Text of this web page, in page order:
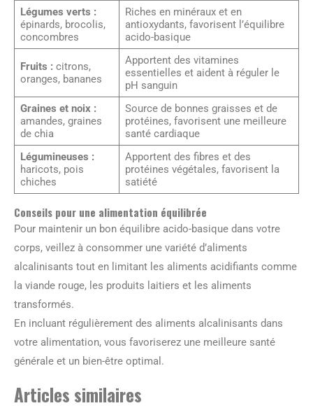
Légumes verts :
épinards, brocolis,
concombres
Riches en minéraux et en
antioxydants, favorisent l’équilibre
acido-basique
Fruits : citrons,
oranges, bananes
Apportent des vitamines
essentielles et aident à réguler le
pH sanguin
Graines et noix :
amandes, graines
de chia
Source de bonnes graisses et de
protéines, favorisent une meilleure
santé cardiaque
Légumineuses :
haricots, pois
chiches
Apportent des fibres et des
protéines végétales, favorisent la
satiété
Conseils pour une alimentation équilibrée
Pour maintenir un bon équilibre acido-basique dans votre
corps, veillez à consommer une variété d’aliments
alcalinisants tout en limitant les aliments acidifiants comme
la viande rouge, les produits laitiers et les aliments
transformés.
En incluant régulièrement des aliments alcalinisants dans
votre alimentation, vous favoriserez une meilleure santé
générale et un bien-être optimal.
Articles similaires